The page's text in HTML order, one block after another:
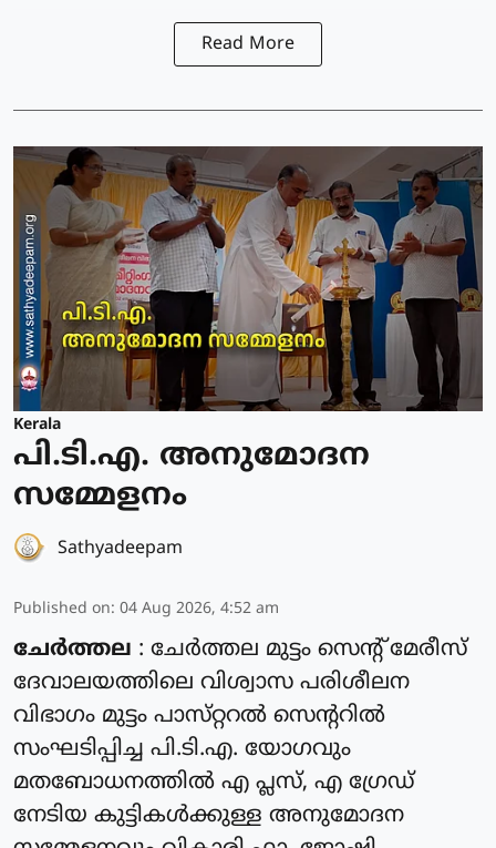
Read More
Kerala
പി.ടി.എ. അനുമോദന
സമ്മേളനം
Sathyadeepam
Published on: 04 Aug 2026, 4:52 am
ചേർത്തല : ചേർത്തല മുട്ടം സെൻ്റ് മേരീസ്
ദേവാലയത്തിലെ വിശ്വാസ പരിശീലന
വിഭാഗം മുട്ടം പാസ്‌റ്ററൽ സെന്ററിൽ
സംഘടിപ്പിച്ച പി.ടി.എ. യോഗവും
മതബോധനത്തിൽ എ പ്ലസ്, എ ഗ്രേഡ്
നേടിയ കുട്ടികൾക്കുള്ള അനുമോദന